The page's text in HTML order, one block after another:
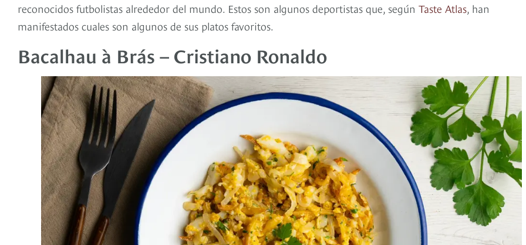
reconocidos futbolistas alrededor del mundo. Estos son algunos deportistas que, según Taste Atlas, han
manifestados cuales son algunos de sus platos favoritos.
Bacalhau à Brás – Cristiano Ronaldo